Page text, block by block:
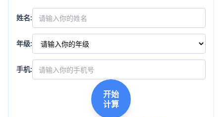
姓名:
年级:
手机:
开始
计算